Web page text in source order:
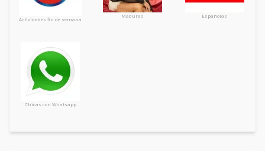
Actividades fin de semana
Maduras Españolas
Chicas con Whatsapp